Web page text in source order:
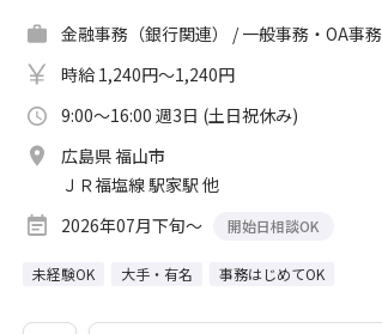
金融事務（銀行関連） / 一般事務・OA事務
時給 1,240円～1,240円
9:00～16:00 週3日 (土日祝休み)
広島県 福山市
ＪＲ福塩線 駅家駅 他
2026年07月下旬～
開始日相談OK
未経験OK 大手・有名 事務はじめてOK